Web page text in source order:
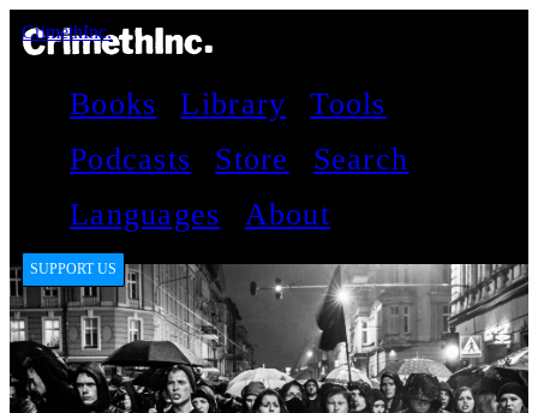
CrimethInc.
Books Library
Tools
Podcasts
Store
Search
Languages
About
SUPPORT US